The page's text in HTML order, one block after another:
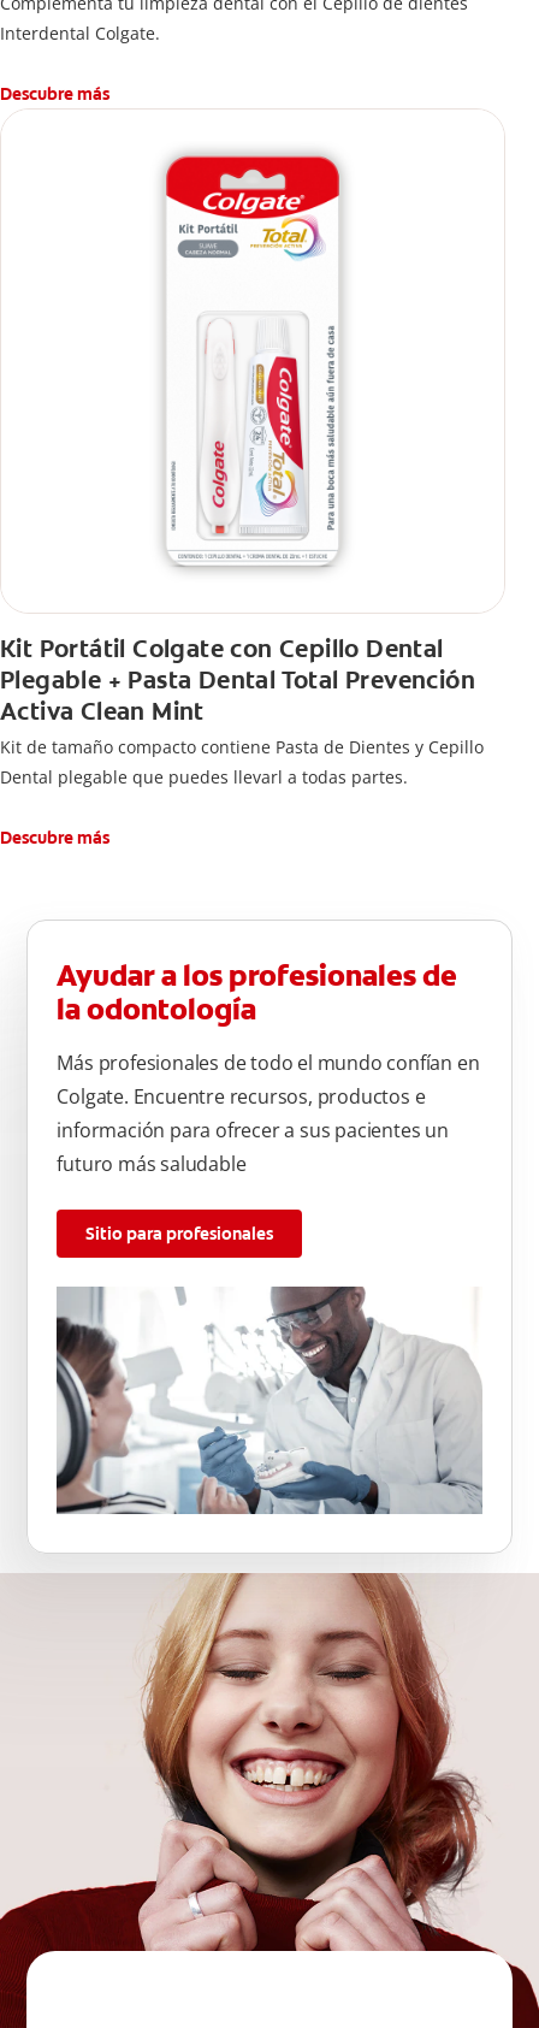
Interdental Colgate.
Descubre más
Kit Portátil Colgate con Cepillo Dental
Plegable + Pasta Dental Total Prevención
Activa Clean Mint
Kit de tamaño compacto contiene Pasta de Dientes y Cepillo
Dental plegable que puedes llevarl a todas partes.
Descubre más
Ayudar a los profesionales de
la odontología
Más profesionales de todo el mundo confían en
Colgate. Encuentre recursos, productos e
información para ofrecer a sus pacientes un
futuro más saludable
Sitio para profesionales